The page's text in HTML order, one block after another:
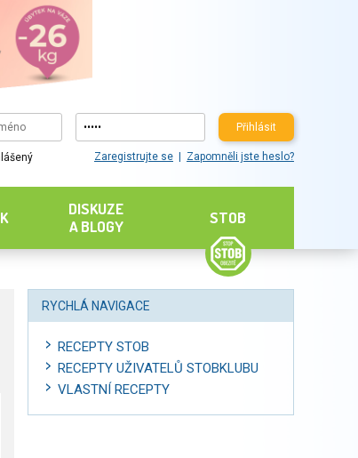
Přihlásit
Zaregistrujte se Zapomněli jste heslo?
DISKUZE
A BLOGY
STOB
RYCHLÁ NAVIGACE
RECEPTY STOB
RECEPTY UŽIVATELŮ STOBKLUBU
VLASTNÍ RECEPTY